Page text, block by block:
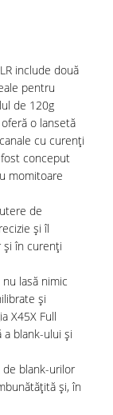
include două
pentru
de 120g
o lansetă
cu curenți
conceput
momitoare
de
și îl
și în curenți
lasă nimic
și
X45X Full
blank-ului și
de blank-urilor
și, în